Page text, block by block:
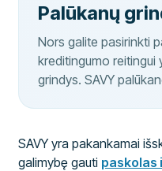
Palūkanų
Nors galite pasirinkti
kreditingumo reitingui
grindys. SAVY
SAVY yra pakankamai
galimybę gauti paskolas